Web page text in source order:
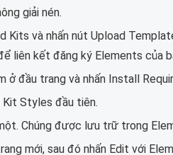
giải nén.
Kits và nhấn nút Upload
liên kết đăng ký Elements của
ở đầu trang và nhấn Install
Kit Styles đầu tiên.
Chúng được lưu trữ trong
mới, sau đó nhấn Edit với